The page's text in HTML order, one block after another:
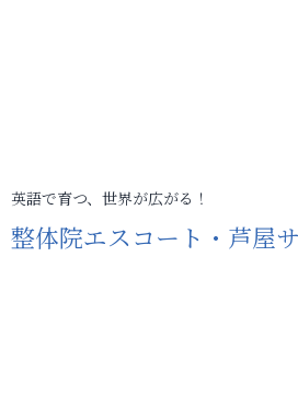
英語で育つ、世界が広がる！
整体院エスコート・芦屋